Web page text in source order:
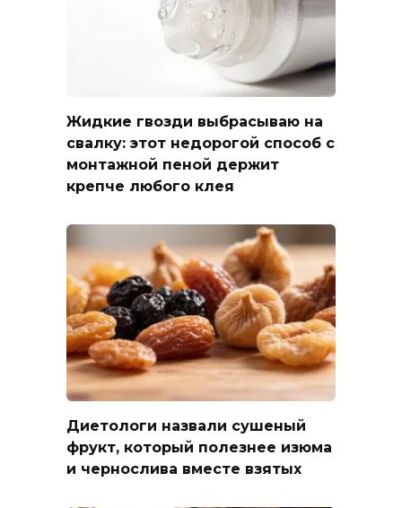
Жидкие гвозди выбрасываю на
свалку: этот недорогой способ с
монтажной пеной держит
крепче любого клея
Диетологи назвали сушеный
фрукт, который полезнее изюма
и чернослива вместе взятых